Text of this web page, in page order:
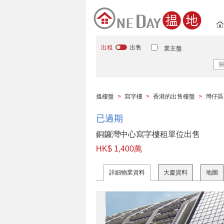
出租 出售 業主盤
搵樓盤 > 寫字樓 > 香港的出售樓盤 > 灣仔區
已過期
銅鑼灣中心寫字樓租單位出售
HK$ 1,400萬
詳細物業資料 大廈資料 地圖